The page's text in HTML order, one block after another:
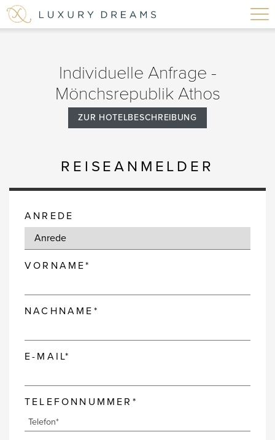
Individuelle Anfrage -
Mönchsrepublik Athos
ZUR HOTELBESCHREIBUNG
REISEANMELDER
ANREDE
VORNAME*
NACHNAME*
E-MAIL*
TELEFONNUMMER*